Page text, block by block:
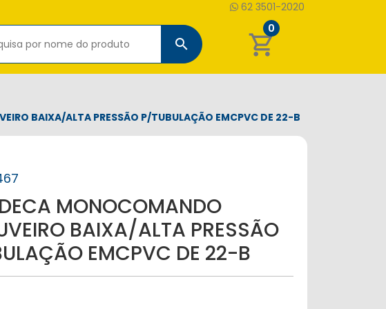
62 3501-2020
search shopping_cart
0
BAIXA/ALTA PRESSÃO P/TUBULAÇÃO EMCPVC DE 22-B
MONOCOMANDO
BAIXA/ALTA PRESSÃO
EMCPVC DE 22-B